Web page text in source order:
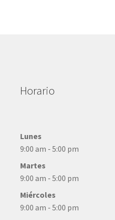
Horario
Lunes
9:00 am - 5:00 pm
Martes
9:00 am - 5:00 pm
Miércoles
9:00 am - 5:00 pm